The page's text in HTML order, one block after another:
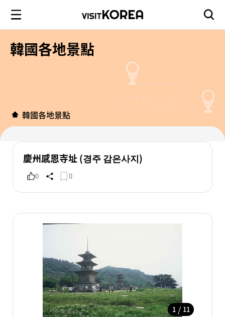
韓國各地景點
韓國各地景點
慶州感恩寺址 (경주 감은사지)
0 0
1 / 11